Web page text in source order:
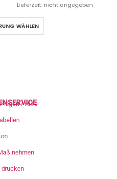
Lieferzeit: nicht angegeben
WÄHLEN
/ Hilfe
nehmen
drucken